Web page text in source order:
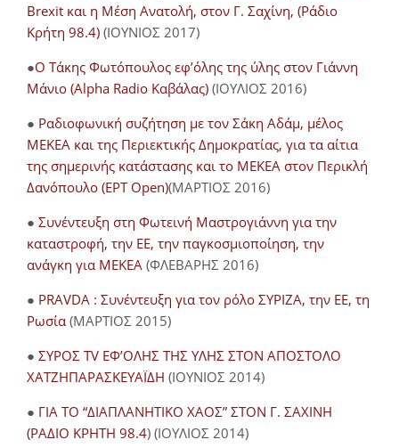
Brexit και η Μέση Ανατολή, στον Γ. Σαχίνη, (Ράδιο
Κρήτη 98.4) (ΙΟΥΝΙΟΣ 2017)
●O Τάκης Φωτόπουλος εφ’όλης της ύλης στον Γιάννη
Μάνιο (Alpha Radio Καβάλας) (ΙΟΥΛΙΟΣ 2016)
● Ραδιοφωνική συζήτηση με τον Σάκη Αδάμ, μέλος
ΜΕΚΕΑ και της Περιεκτικής Δημοκρατίας, για τα αίτια
της σημερινής κατάστασης και το ΜΕΚΕΑ στον Περικλή
Δανόπουλο (ΕΡΤ Open)(ΜΑΡΤΙΟΣ 2016)
● Συνέντευξη στη Φωτεινή Μαστρογιάννη για την
καταστροφή, την ΕΕ, την παγκοσμιοποίηση, την
ανάγκη για ΜΕΚΕΑ (ΦΛΕΒΑΡΗΣ 2016)
● PRAVDA : Συνέντευξη για τον ρόλο ΣΥΡΙΖΑ, την ΕΕ, τη
Ρωσία (ΜΑΡΤΙΟΣ 2015)
● ΣΥΡΟΣ TV ΕΦ’ΟΛΗΣ ΤΗΣ ΥΛΗΣ ΣΤΟΝ ΑΠΟΣΤΟΛΟ
ΧΑΤΖΗΠΑΡΑΣΚΕΥΑΪΔΗ (ΙΟΥΝΙΟΣ 2014)
● ΓΙΑ ΤΟ “ΔΙΑΠΛΑΝΗΤΙΚΟ ΧΑΟΣ” ΣΤΟΝ Γ. ΣΑΧΙΝΗ
(ΡΑΔΙΟ ΚΡΗΤΗ 98.4) (ΙΟΥΛΙΟΣ 2014)